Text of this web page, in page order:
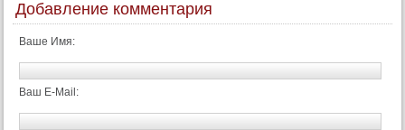
Добавление комментария
Ваше Имя:
Ваш E-Mail: